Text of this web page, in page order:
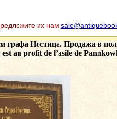
их нам
графа Ностица. Продажа в
est au profit de l’asile de